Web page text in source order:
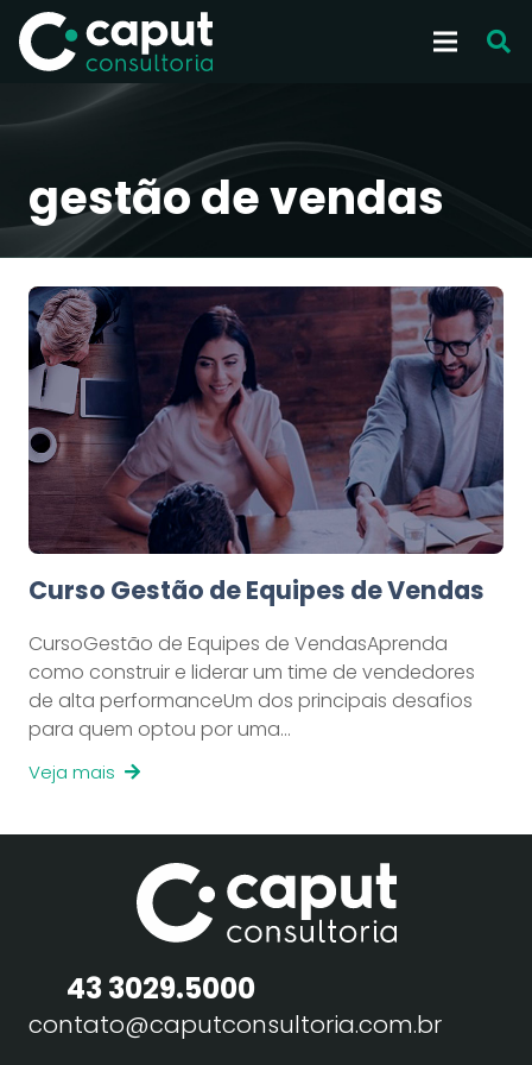
gestão de vendas
Curso Gestão de Equipes de Vendas
CursoGestão de Equipes de VendasAprenda
como construir e liderar um time de vendedores
de alta performanceUm dos principais desafios
para quem optou por uma…
Veja mais
43 3029.5000
contato@caputconsultoria.com.br